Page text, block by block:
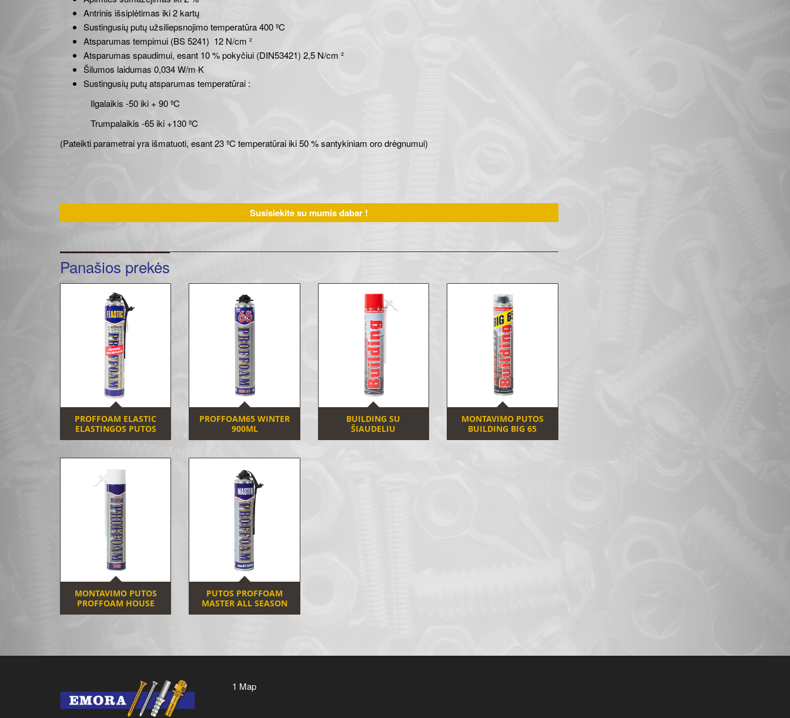
Antrinis išsiplėtimas iki 2 kartų
Sustingusių putų užsiliepsnojimo temperatūra 400 ºC
Atsparumas tempimui (BS 5241) 12 N/cm ²
Atsparumas spaudimui, esant 10 % pokyčiui (DIN53421) 2,5 N/cm ²
Šilumos laidumas 0,034 W/m·K
Sustingusių putų atsparumas temperatūrai :
Ilgalaikis -50 iki + 90 ºC
Trumpalaikis -65 iki +130 ºC
(Pateikti parametrai yra išmatuoti, esant 23 ºC temperatūrai iki 50 % santykiniam oro drėgnumui)
Susisiekite su mumis dabar !
Panašios prekės
PROFFOAM ELASTIC
ELASTINGOS PUTOS
PROFFOAM65 WINTER
900ML
BUILDING SU
ŠIAUDELIU
MONTAVIMO PUTOS
BUILDING BIG 65
MONTAVIMO PUTOS
PROFFOAM HOUSE
PUTOS PROFFOAM
MASTER ALL SEASON
1 Map